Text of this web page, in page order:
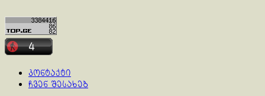
კონტაქტი
ჩვენ შესახებ